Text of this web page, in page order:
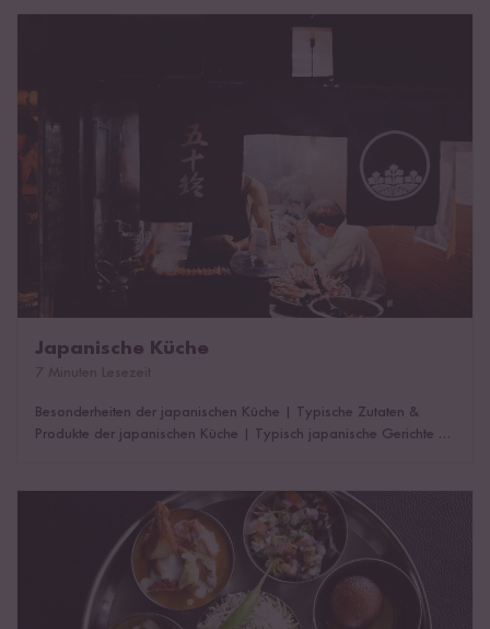
Japanische Küche
Besonderheiten der japanischen Küche
Typische Zutaten &
Produkte der japanischen Küche
Typisch japanische Gerichte |